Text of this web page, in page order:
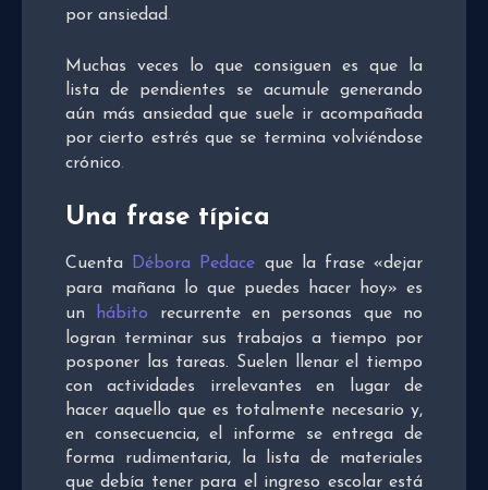
por ansiedad.
Muchas veces lo que consiguen es que la
lista de pendientes se acumule generando
aún más ansiedad que suele ir acompañada
por cierto estrés que se termina volviéndose
crónico.
Una frase típica
Cuenta Débora Pedace que la frase «dejar
para mañana lo que puedes hacer hoy» es
un
hábito recurrente en personas que no
logran terminar sus trabajos a tiempo por
posponer las tareas. Suelen llenar el tiempo
con actividades irrelevantes en lugar de
hacer aquello que es totalmente necesario y,
en consecuencia, el informe se entrega de
forma rudimentaria, la lista de materiales
que debía tener para el ingreso escolar está